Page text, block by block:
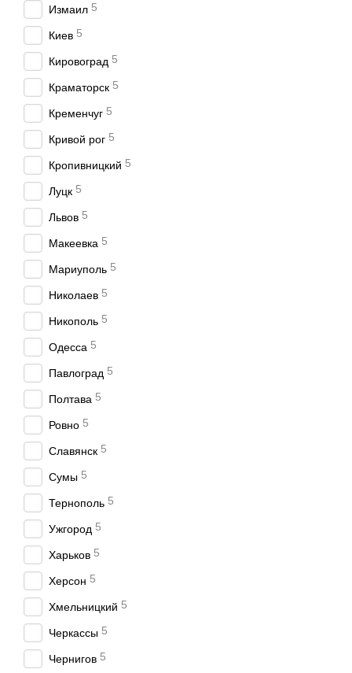
Измаил 5
Киев 5
Кировоград 5
Краматорск 5
Кременчуг 5
Кривой рог 5
Кропивницкий 5
Луцк 5
Львов 5
Макеевка 5
Мариуполь 5
Николаев 5
Никополь 5
Одесса 5
Павлоград 5
Полтава 5
Ровно 5
Славянск 5
Сумы 5
Тернополь 5
Ужгород 5
Харьков 5
Херсон 5
Хмельницкий 5
Черкассы 5
Чернигов 5